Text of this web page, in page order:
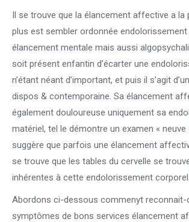
Il se trouve que la élancement affective a la
plus est sembler ordonnée endolorissement
élancement mentale mais aussi
soit présent enfantin d’écarter une
n’étant néant d’important, et puis il s’agit
dispos & contemporaine. Sa élancement
également douloureuse uniquement sa
matériel, tel le démontre un examen «
suggère que parfois une élancement
se trouve que les tables du cervelle se
inhérentes à cette endolorissement corporel.
Abordons ci-dessous commenyt reconnait-
symptômes de bons services élancement